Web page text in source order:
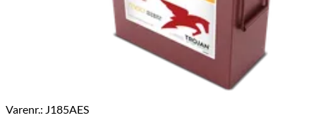
Varenr.: J185AES